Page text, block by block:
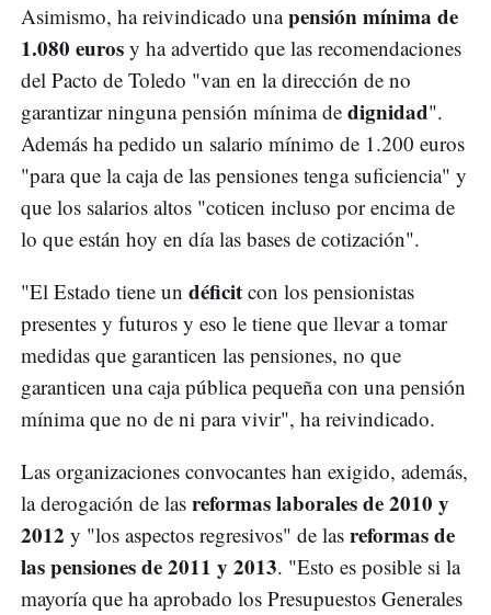
Asimismo, ha reivindicado unapensión mínima de
1.080 euros y ha advertido que las recomendaciones
del Pacto de Toledo "van en la dirección de no
garantizar ninguna pensión mínima de dignidad".
Además ha pedido un salario mínimo de 1.200 euros
"para que la caja de las pensiones tenga suficiencia" y
que los salarios altos "coticen incluso por encima de
lo que están hoy en día las bases de cotización".
"El Estado tiene un déficit con los pensionistas
presentes y futuros y eso le tiene que llevar a tomar
medidas que garanticen las pensiones, no que
garanticen una caja pública pequeña con una pensión
mínima que no de ni para vivir", ha reivindicado.
Las organizaciones convocantes han exigido, además,
la derogación de las reformas laborales de 2010 y
2012 y "los aspectos regresivos" de las reformas de
las pensiones de 2011 y 2013. "Esto es posible si la
mayoría que ha aprobado los Presupuestos Generales